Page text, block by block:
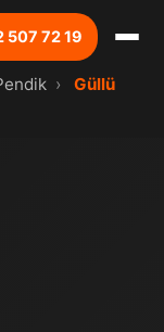
507 72 19
›
Güllü